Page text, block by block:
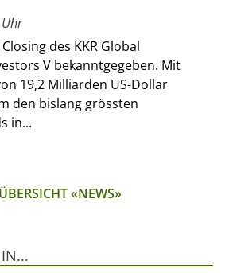
des KKR Global
V bekanntgegeben. Mit
19,2 Milliarden US-Dollar
den bislang grössten
in...
«NEWS»
IN...